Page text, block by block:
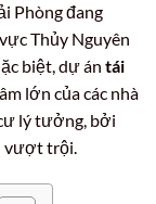
Phòng đang
Thủy Nguyên
biệt, dự án tái
lớn của các nhà
lý tưởng, bởi
vượt trội.